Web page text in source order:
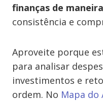
finanças de
consistência e
Aproveite porque
para analisar
investimentos e
ordem. No Mapa do